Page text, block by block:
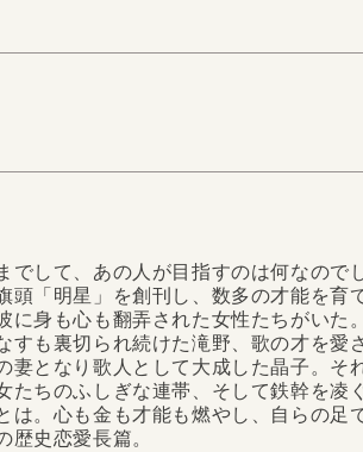
でして、あの人が目指すのは何なので
頭「明星」を創刊し、数多の才能を育
に身も心も翻弄された女性たちがいた
すも裏切られ続けた滝野、歌の才を愛
妻となり歌人として大成した晶子。そ
たちのふしぎな連帯、そして鉄幹を凌
は。心も金も才能も燃やし、自らの足
史恋愛長篇。